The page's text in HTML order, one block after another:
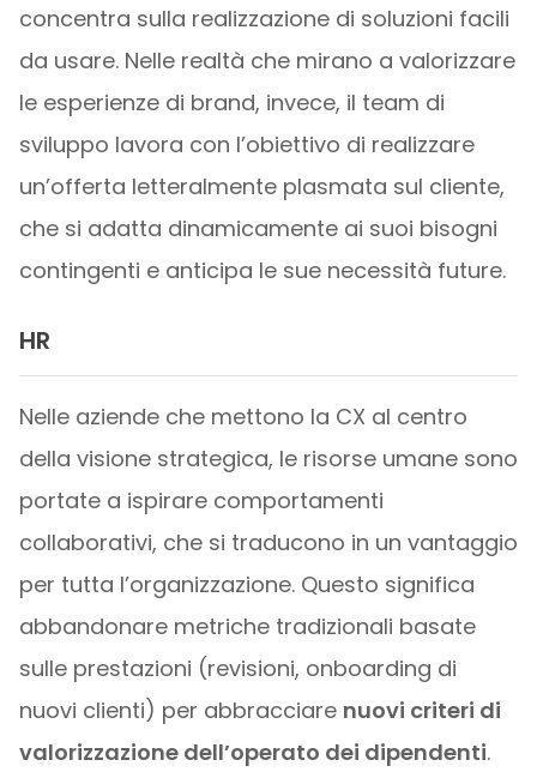
concentra sulla realizzazione di soluzioni facili
da usare. Nelle realtà che mirano a valorizzare
le esperienze di brand, invece, il team di
sviluppo lavora con l’obiettivo di realizzare
un’offerta letteralmente plasmata sul cliente,
che si adatta dinamicamente ai suoi bisogni
contingenti e anticipa le sue necessità future.
HR
Nelle aziende che mettono la CX al centro
della visione strategica, le risorse umane sono
portate a ispirare comportamenti
collaborativi, che si traducono in un vantaggio
per tutta l’organizzazione. Questo significa
abbandonare metriche tradizionali basate
sulle prestazioni (revisioni, onboarding di
nuovi clienti) per abbracciare nuovi criteri di
valorizzazione dell’operato dei dipendenti.